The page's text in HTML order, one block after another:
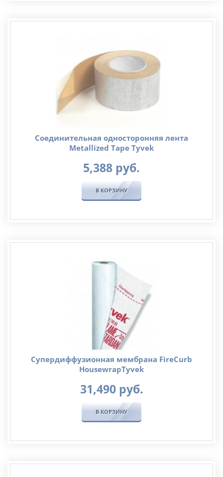
Соединительная односторонняя лента
Metallized Tape Tyvek
5,388 руб.
В КОРЗИНУ
Супердиффузионная мембрана FireCurb
HousewrapTyvek
31,490руб.
В КОРЗИНУ